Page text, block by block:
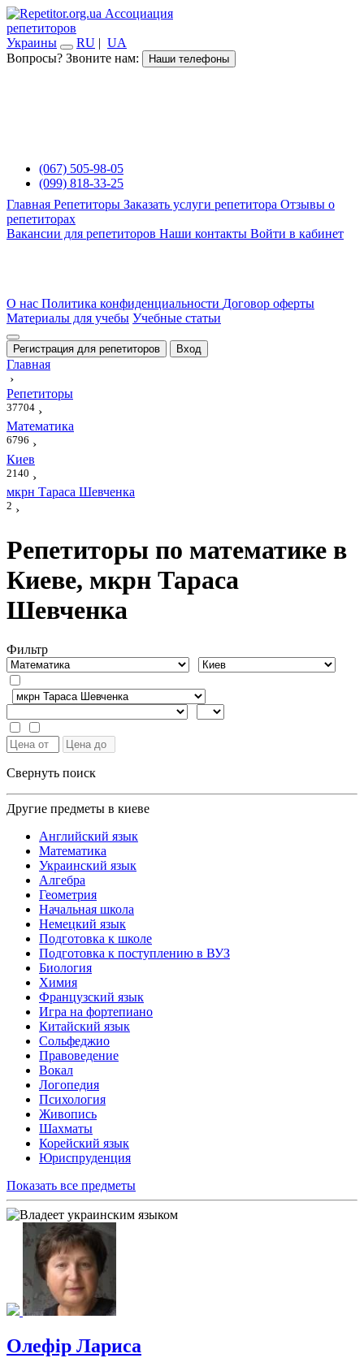
Ассоциация
репетиторов
Украины
RU | UA
Вопросы? Звоните нам:
Наши телефоны
(067) 505-98-05
(099) 818-33-25
Главная Репетиторы Заказать услуги репетитора Отзывы о
репетиторах
Вакансии для репетиторов Наши контакты Войти в кабинет
О нас Политика конфиденциальности Договор оферты
Материалы для учебы Учебные статьи
Регистрация для репетиторов Вход
Главная
›
Репетиторы
37704 ›
Математика
6796 ›
Киев
2140 ›
мкрн Тараса Шевченка
2 ›
Репетиторы по математике в
Киеве, мкрн Тараса
Шевченка
Фильтр
Свернуть поиск
Другие предметы в киеве
Английский язык
Математика
Украинский язык
Алгебра
Геометрия
Начальная школа
Немецкий язык
Подготовка к школе
Подготовка к поступлению в ВУЗ
Биология
Химия
Французский язык
Игра на фортепиано
Китайский язык
Сольфеджио
Правоведение
Вокал
Логопедия
Психология
Живопись
Шахматы
Корейский язык
Юриспруденция
Показать все предметы
Олефір Лариса